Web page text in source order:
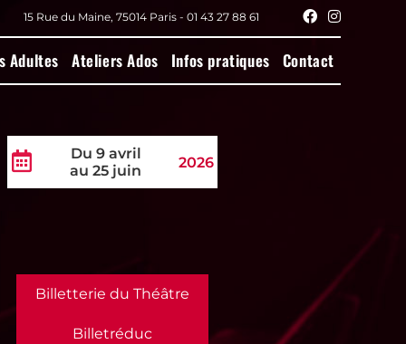
15 Rue du Maine, 75014 Paris - 01 43 27 88 61
Adultes Ateliers Ados Infos pratiques Contact
Du 9 avril
au 25 juin
2026
Billetterie du Théâtre
Billetréduc